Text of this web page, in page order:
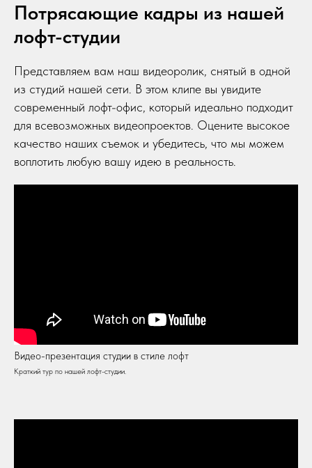
Потрясающие кадры из нашей
лофт-студии
Представляем вам наш видеоролик, снятый в одной
из студий нашей сети. В этом клипе вы увидите
современный лофт-офис, который идеально подходит
для всевозможных видеопроектов. Оцените высокое
качество наших съемок и убедитесь, что мы можем
воплотить любую вашу идею в реальность.
Видео-презентация студии в стиле лофт
Краткий тур по нашей лофт-студии.